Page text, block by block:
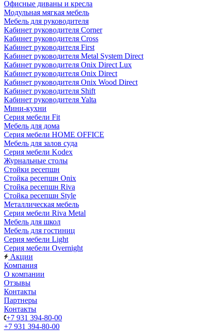
Офисные диваны и кресла
Модульная мягкая мебель
Мебель для руководителя
Кабинет руководителя Corner
Кабинет руководителя Cross
Кабинет руководителя First
Кабинет руководителя Metal System Direct
Кабинет руководителя Onix Direct Lux
Кабинет руководителя Onix Direct
Кабинет руководителя Onix Wood Direct
Кабинет руководителя Shift
Кабинет руководителя Yalta
Мини-кухни
Серия мебели Fit
Мебель для дома
Серия мебели HOME OFFICE
Мебель для залов суда
Серия мебели Kodex
Журнальные столы
Стойки ресепшн
Стойка ресепшн Onix
Стойка ресепшн Riva
Стойка ресепшн Style
Металлическая мебель
Серия мебели Riva Metal
Мебель для школ
Мебель для гостиниц
Серия мебели Light
Серия мебели Overnight
Акции
Компания
О компании
Отзывы
Контакты
Партнеры
Контакты
+7 931 394-80-00
+7 931 394-80-00